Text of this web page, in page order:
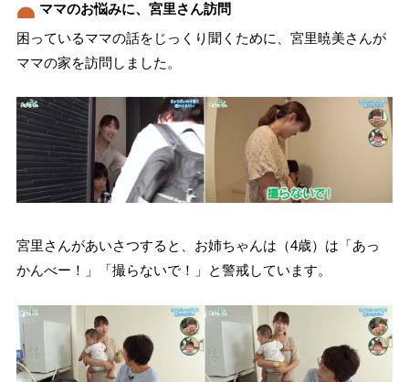
ママのお悩みに、宮里さん訪問
困っているママの話をじっくり聞くために、宮里暁美さんが
ママの家を訪問しました。
宮里さんがあいさつすると、お姉ちゃんは（4歳）は「あっ
かんべー！」「撮らないで！」と警戒しています。